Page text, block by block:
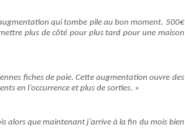
qui tombe pile au bon moment. 500€
plus de côté pour plus tard pour une maison
fiches de paie. Cette augmentation ouvre des
en l’occurrence et plus de sorties. »
alors que maintenant j’arrive à la fin du mois bien